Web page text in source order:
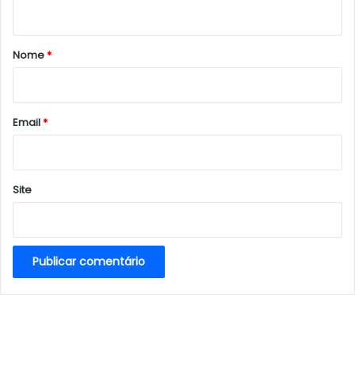
r
*
Nome*
Email*
Site